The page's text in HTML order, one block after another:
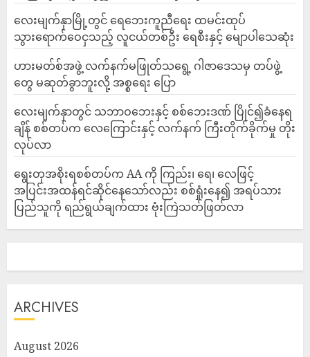
လေးမျက်နှာမြို့တွင် ရေဘေးကူညီရေး ထမင်းထုပ်
သွားရောက်ဝေငှသည့် လူငယ်တစ်ဦး ရေစီးနှင့် မျောပါသေဆုံး
ဟားမတ်စ်အဖွဲ့ လက်နက်မဖြုတ်သရွေ့ ဂါဇာဒေသမှ တပ်ဖွဲ့
တွေ မဆုတ်ခွာဘူးလို့ အစ္စရေး ပြော
‎လေးမျက်နှာတွင် သဘာဝဘေးနှင့် စစ်ဘေးဒဏ် ပြိုင်၍ခံနေရ
ချိန် စစ်တပ်က လေကြောင်းနှင့် လက်နက် ကြီးတိုက်ခိုက်မှု တိုး
လုပ်လာ
ရွေးတုအစိုးရစစ်တပ်က AA ကို ကြည်း၊ ရေ၊ လေဖြင့်
အပြင်းအထန်ရင်ဆိုင်နေသော်လည်း စစ်ရှုံးနေ၍ အရပ်သား
ပြည်သူကို ရည်ရွယ်ချက်ထား ဗုံးကြဲသတ်ဖြတ်လာ
ARCHIVES
August 2026